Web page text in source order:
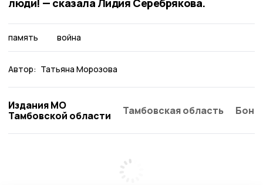
память война
Автор: Татьяна Морозова
Издания МО
Тамбовской области
Тамбовская область